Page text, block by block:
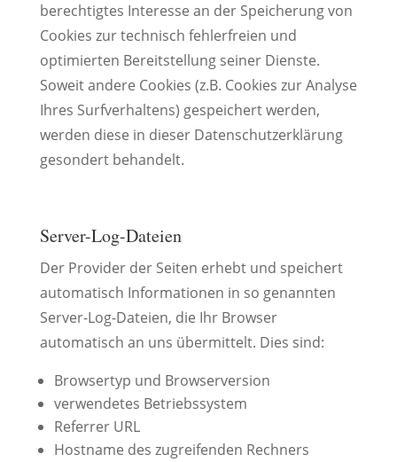
berechtigtes Interesse an der Speicherung von
Cookies zur technisch fehlerfreien und
optimierten Bereitstellung seiner Dienste.
Soweit andere Cookies (z.B. Cookies zur Analyse
Ihres Surfverhaltens) gespeichert werden,
werden diese in dieser Datenschutzerklärung
gesondert behandelt.
Server-Log-Dateien
Der Provider der Seiten erhebt und speichert
automatisch Informationen in so genannten
Server-Log-Dateien, die Ihr Browser
automatisch an uns übermittelt. Dies sind:
Browsertyp und Browserversion
verwendetes Betriebssystem
Referrer URL
Hostname des zugreifenden Rechners